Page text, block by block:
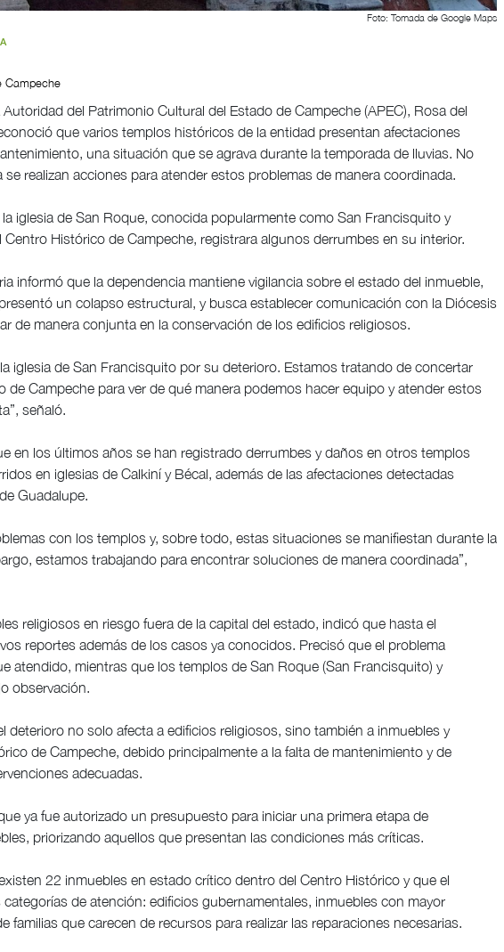
Foto: Tomada de Google Maps
Campeche
del Patrimonio Cultural del Estado de Campeche (APEC), Rosa del
que varios templos históricos de la entidad presentan afectaciones
una situación que se agrava durante la temporada de lluvias. No
realizan acciones para atender estos problemas de manera coordinada.
iglesia de San Roque, conocida popularmente como San Francisquito y
Centro Histórico de Campeche, registrara algunos derrumbes en su interior.
informó que la dependencia mantiene vigilancia sobre el estado del inmueble,
un colapso estructural, y busca establecer comunicación con la Diócesis
de manera conjunta en la conservación de los edificios religiosos.
iglesia de San Francisquito por su deterioro. Estamos tratando de concertar
de Campeche para ver de qué manera podemos hacer equipo y atender estos
señaló.
en los últimos años se han registrado derrumbes y daños en otros templos
en iglesias de Calkiní y Bécal, además de las afectaciones detectadas
Guadalupe.
con los templos y, sobre todo, estas situaciones se manifiestan durante la
estamos trabajando para encontrar soluciones de manera coordinada”,
religiosos en riesgo fuera de la capital del estado, indicó que hasta el
reportes además de los casos ya conocidos. Precisó que el problema
atendido, mientras que los templos de San Roque (San Francisquito) y
observación.
deterioro no solo afecta a edificios religiosos, sino también a inmuebles y
de Campeche, debido principalmente a la falta de mantenimiento y de
adecuadas.
ya fue autorizado un presupuesto para iniciar una primera etapa de
priorizando aquellos que presentan las condiciones más críticas.
22 inmuebles en estado crítico dentro del Centro Histórico y que el
de atención: edificios gubernamentales, inmuebles con mayor
familias que carecen de recursos para realizar las reparaciones necesarias.